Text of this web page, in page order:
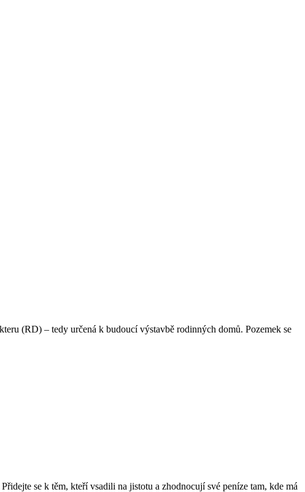
(RD) – tedy určená k budoucí výstavbě rodinných domů. Pozemek se
se k těm, kteří vsadili na jistotu a zhodnocují své peníze tam, kde má